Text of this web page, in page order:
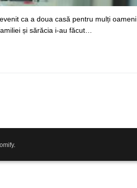
ca a doua casă pentru mulți oameni
și sărăcia i-au făcut…
.